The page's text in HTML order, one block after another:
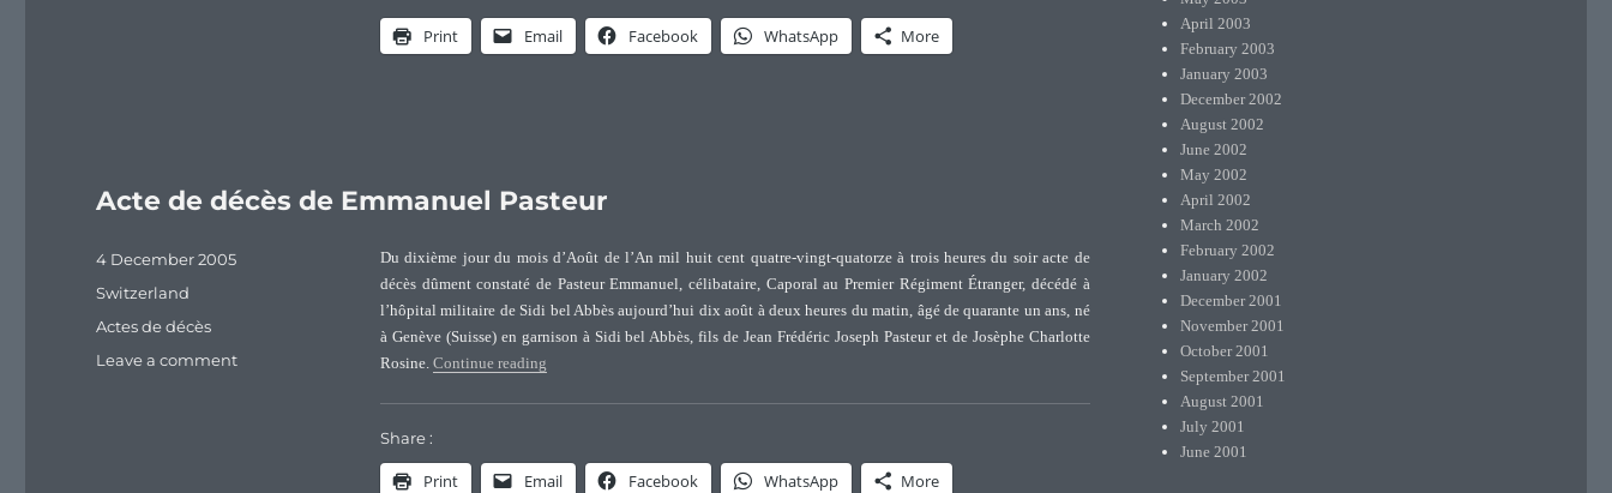
Print Email Facebook WhatsApp More
à
1789
Acte de décès de Emmanuel Pasteur
Du dixième jour du mois d’Août de l’An mil huit cent quatre-vingt-quatorze à trois heures du soir acte de
décès dûment constaté de Pasteur Emmanuel, célibataire, Caporal au Premier Régiment Étranger, décédé à
l’hôpital militaire de Sidi bel Abbès aujourd’hui dix août à deux heures du matin, âgé de quarante un ans, né
à Genève (Suisse) en garnison à Sidi bel Abbès, fils de Jean Frédéric Joseph Pasteur et de Josèphe Charlotte
Rosine. Continue reading“Acte de décès de Emmanuel Pasteur”
Share :
Print Email Facebook WhatsApp More
Posted
4 December 2005
Categories
Switzerland
Tags
Actes de décès
Leave a commenton
April 2003
February 2003
January 2003
December 2002
August 2002
June 2002
May 2002
April 2002
March 2002
February 2002
January 2002
December 2001
November 2001
October 2001
September 2001
August 2001
July 2001
June 2001